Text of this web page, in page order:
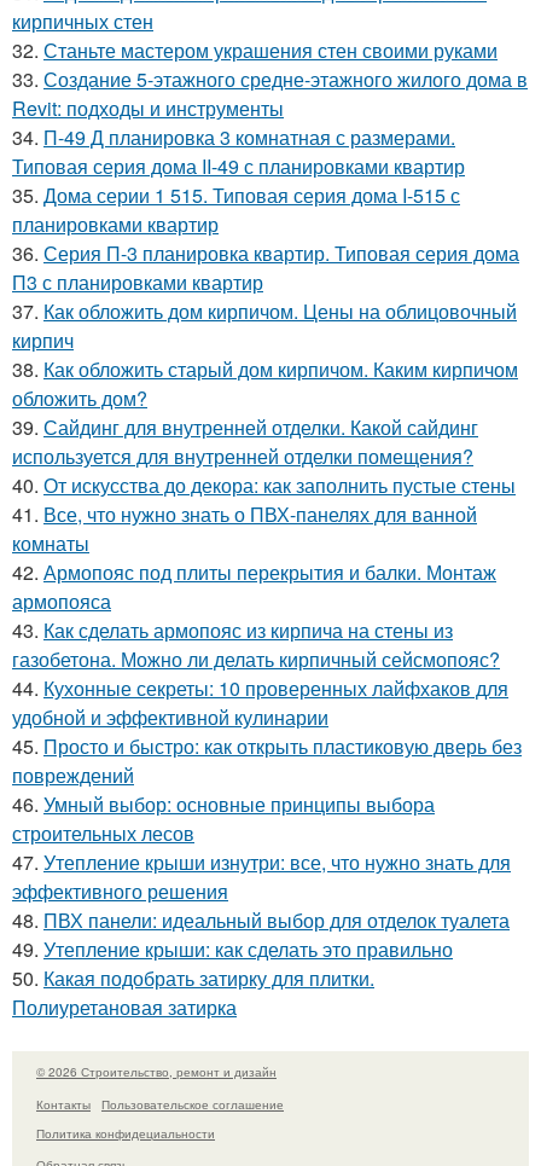
кирпичных стен
32. Станьте мастером украшения стен своими руками
33. Создание 5-этажного средне-этажного жилого дома в
Revit: подходы и инструменты
34. П-49 Д планировка 3 комнатная с размерами.
Типовая серия дома II-49 с планировками квартир
35. Дома серии 1 515. Типовая серия дома I-515 с
планировками квартир
36. Серия П-3 планировка квартир. Типовая серия дома
П3 с планировками квартир
37. Как обложить дом кирпичом. Цены на облицовочный
кирпич
38. Как обложить старый дом кирпичом. Каким кирпичом
обложить дом?
39. Сайдинг для внутренней отделки. Какой сайдинг
используется для внутренней отделки помещения?
40. От искусства до декора: как заполнить пустые стены
41. Все, что нужно знать о ПВХ-панелях для ванной
комнаты
42. Армопояс под плиты перекрытия и балки. Монтаж
армопояса
43. Как сделать армопояс из кирпича на стены из
газобетона. Можно ли делать кирпичный сейсмопояс?
44. Кухонные секреты: 10 проверенных лайфхаков для
удобной и эффективной кулинарии
45. Просто и быстро: как открыть пластиковую дверь без
повреждений
46. Умный выбор: основные принципы выбора
строительных лесов
47. Утепление крыши изнутри: все, что нужно знать для
эффективного решения
48. ПВХ панели: идеальный выбор для отделок туалета
49. Утепление крыши: как сделать это правильно
50. Какая подобрать затирку для плитки.
Полиуретановая затирка
© 2026 Строительство, ремонт и дизайн
Контакты
Пользовательское соглашение
Политика конфидециальности